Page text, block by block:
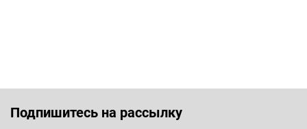
Подпишитесь на рассылку